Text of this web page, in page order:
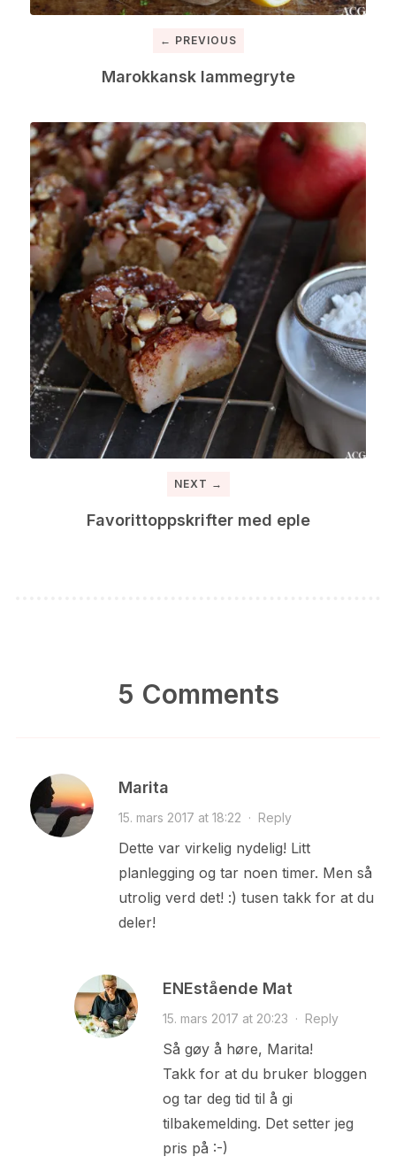
← PREVIOUS
Marokkansk lammegryte
NEXT →
Favorittoppskrifter med eple
5 Comments
Marita
15. mars 2017 at 18:22 · Reply
Dette var virkelig nydelig! Litt
planlegging og tar noen timer. Men så
utrolig verd det! :) tusen takk for at du
deler!
ENEstående Mat
15. mars 2017 at 20:23 · Reply
Så gøy å høre, Marita!
Takk for at du bruker bloggen
og tar deg tid til å gi
tilbakemelding. Det setter jeg
pris på :-)